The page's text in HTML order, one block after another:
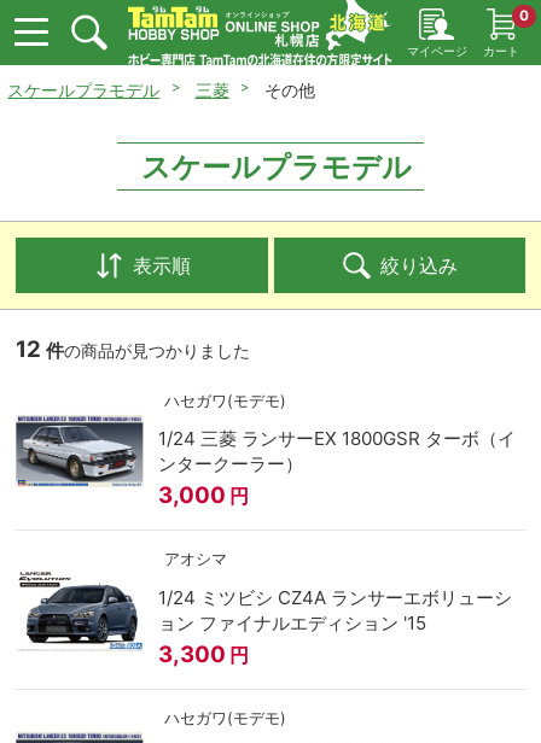
マイページ カート
0
スケールプラモデル 三菱 その他
スケールプラモデル
表示順 絞り込み
12 件の商品が見つかりました
ハセガワ(モデモ)
1/24 三菱 ランサーEX 1800GSR ターボ（イ
ンタークーラー）
3,000 円
アオシマ
1/24 ミツビシ CZ4A ランサーエボリューシ
ョン ファイナルエディション '15
3,300 円
ハセガワ(モデモ)